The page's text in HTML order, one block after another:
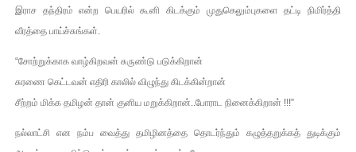
இராச தந்திரம் என்ற பெயரில் கூனி கிடக்கும் முதுகெலும்புகளை தட்டி நிமிர்த்தி
வீரத்தை பாய்ச்சுங்கள்.
“சோற்றுக்காக வாழ்கிறவன் சுருண்டு படுக்கிறான்
சுரணை கெட்டவன் எதிரி காலில் விழுந்து கிடக்கின்றான்
சீற்றம் மிக்க தமிழன் தான் குனிய மறுக்கிறான்..போராட நினைக்கிறான் !!!”
நல்லாட்சி என நம்ப வைத்து தமிழினத்தை தொடர்ந்தும் கழுத்தறுக்கத் துடிக்கும்